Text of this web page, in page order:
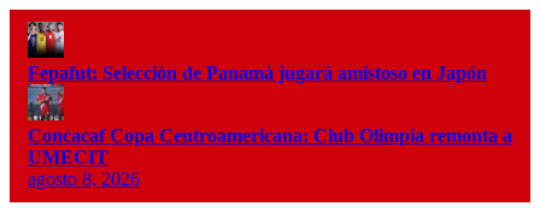
Fepafut: Selección de Panamá jugará amistoso en Japón
Concacaf Copa Centroamericana: Club Olimpia remonta a
UMECIT
agosto 8, 2026